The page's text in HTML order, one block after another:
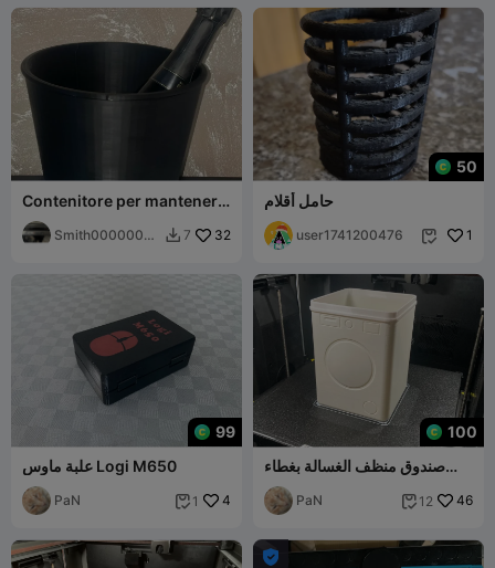
Contenitore per mantenere
a fresco il vino a tavola
Smith00000000
 7 32
50
حامل أقلام
user1741200476  1
99
علبة ماوس Logi M650
PaN  1 4
100
صندوق منظف الغسالة بغطاء
PaN  12 46
